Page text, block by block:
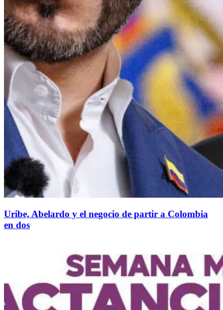
Uribe, Abelardo y el negocio de partir a Colombia
en dos